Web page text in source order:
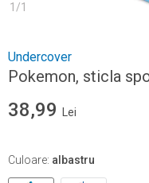
1 /1
Undercover
Pokemon, sticla
38,99 Lei
Culoare: albastru